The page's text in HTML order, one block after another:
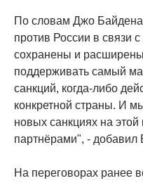
По словам Джо
против России в связи
сохранены и
поддерживать самый
санкций, когда-либо
конкретной страны. И
новых санкциях на
партнёрами", - добавил
На переговорах ранее